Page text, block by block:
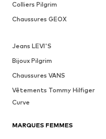
Colliers Pilgrim
Chaussures GEOX
Jeans LEVI'S
Bijoux Pilgrim
Chaussures VANS
Vêtements Tommy Hilfiger
Curve
MARQUES FEMMES